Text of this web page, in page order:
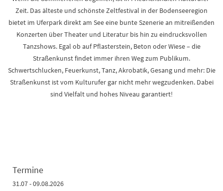
Zeit. Das älteste und schönste Zeltfestival in der Bodenseeregion
bietet im Uferpark direkt am See eine bunte Szenerie an mitreißenden
Konzerten über Theater und Literatur bis hin zu eindrucksvollen
Tanzshows. Egal ob auf Pflasterstein, Beton oder Wiese – die
Straßenkunst findet immer ihren Weg zum Publikum.
Schwertschlucken, Feuerkunst, Tanz, Akrobatik, Gesang und mehr: Die
Straßenkunst ist vom Kulturufer gar nicht mehr wegzudenken. Dabei
sind Vielfalt und hohes Niveau garantiert!
Termine
31.07 - 09.08.2026